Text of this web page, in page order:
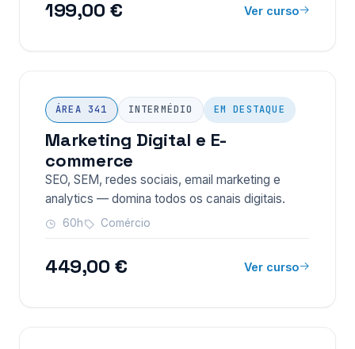
199,00 € Ver curso
ÁREA 341 INTERMÉDIO EM DESTAQUE
Marketing Digital e E-
commerce
SEO, SEM, redes sociais, email marketing e
analytics — domina todos os canais digitais.
60h Comércio
449,00 € Ver curso